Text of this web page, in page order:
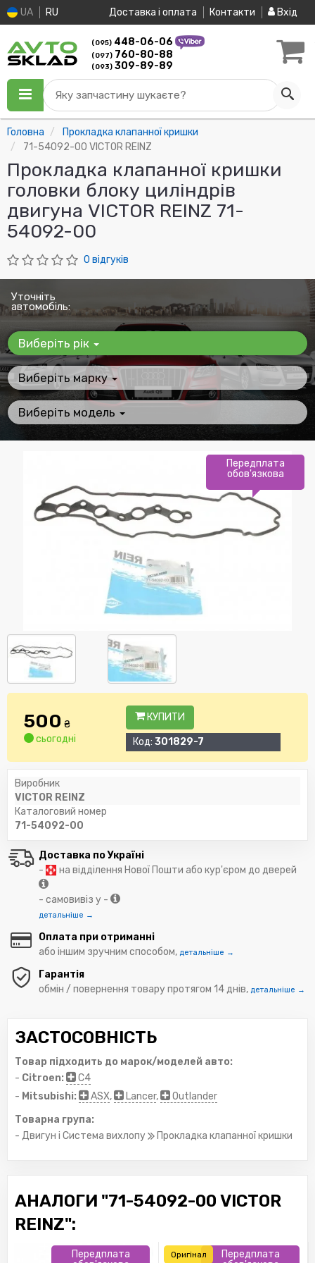
UA RU Доставка і оплата Контакти Вхід
(095) 448-06-06
(097) 760-80-88
(093) 309-89-89
Яку запчастину шукаєте?
Головна
Прокладка клапанної кришки
71-54092-00 VICTOR REINZ
Прокладка клапанної кришки
головки блоку циліндрів
двигуна VICTOR REINZ 71-
54092-00
0 відгуків
Уточніть
автомобіль:
Виберіть рік
Виберіть марку
Виберіть модель
Передплата
обов'язкова
500 ₴
сьогодні
КУПИТИ
Код: 301829-7
Виробник
VICTOR REINZ
Каталоговий номер
71-54092-00
Доставка по Україні
-
на відділення Нової Пошти або кур'єром до дверей
- самовивіз у -
детальніше →
Оплата при отриманні
або іншим зручним способом, детальніше →
Гарантія
обмін / повернення товару протягом 14 днів, детальніше →
ЗАСТОСОВНІСТЬ
Товар підходить до марок/моделей авто:
- Citroen:
C4
- Mitsubishi: ASX, Lancer,
Outlander
Товарна група:
- Двигун і Система вихлопу
Прокладка клапанної кришки
АНАЛОГИ "71-54092-00 VICTOR
REINZ":
Передплата
Передплата
Оригінал